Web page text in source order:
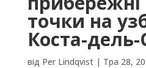
точки на
Коста-
від Per Lindqvist| Тра 28,